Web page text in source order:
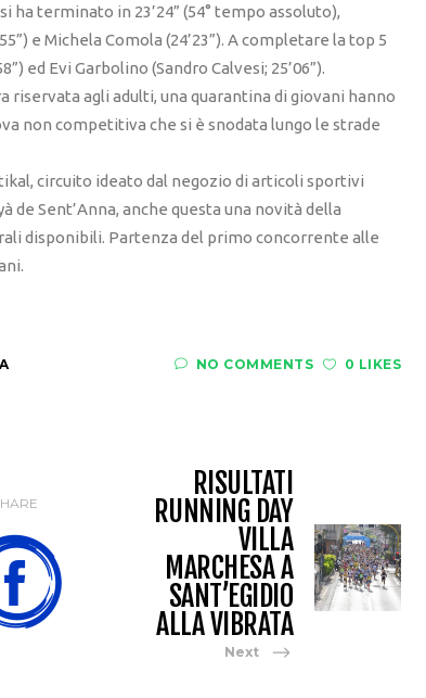
ha terminato in 23’24” (54° tempo assoluto),
e Michela Comola (24’23”). A completare la top 5
ed Evi Garbolino (Sandro Calvesi; 25’06”).
agli adulti, una quarantina di giovani hanno
non competitiva che si è snodata lungo le strade
circuito ideato dal negozio di articoli sportivi
de Sent’Anna, anche questa una novità della
disponibili. Partenza del primo concorrente alle
NO COMMENTS 0 LIKES
RISULTATI
RUNNING DAY
VILLA
MARCHESA A
SANT’EGIDIO
ALLA VIBRATA
Next